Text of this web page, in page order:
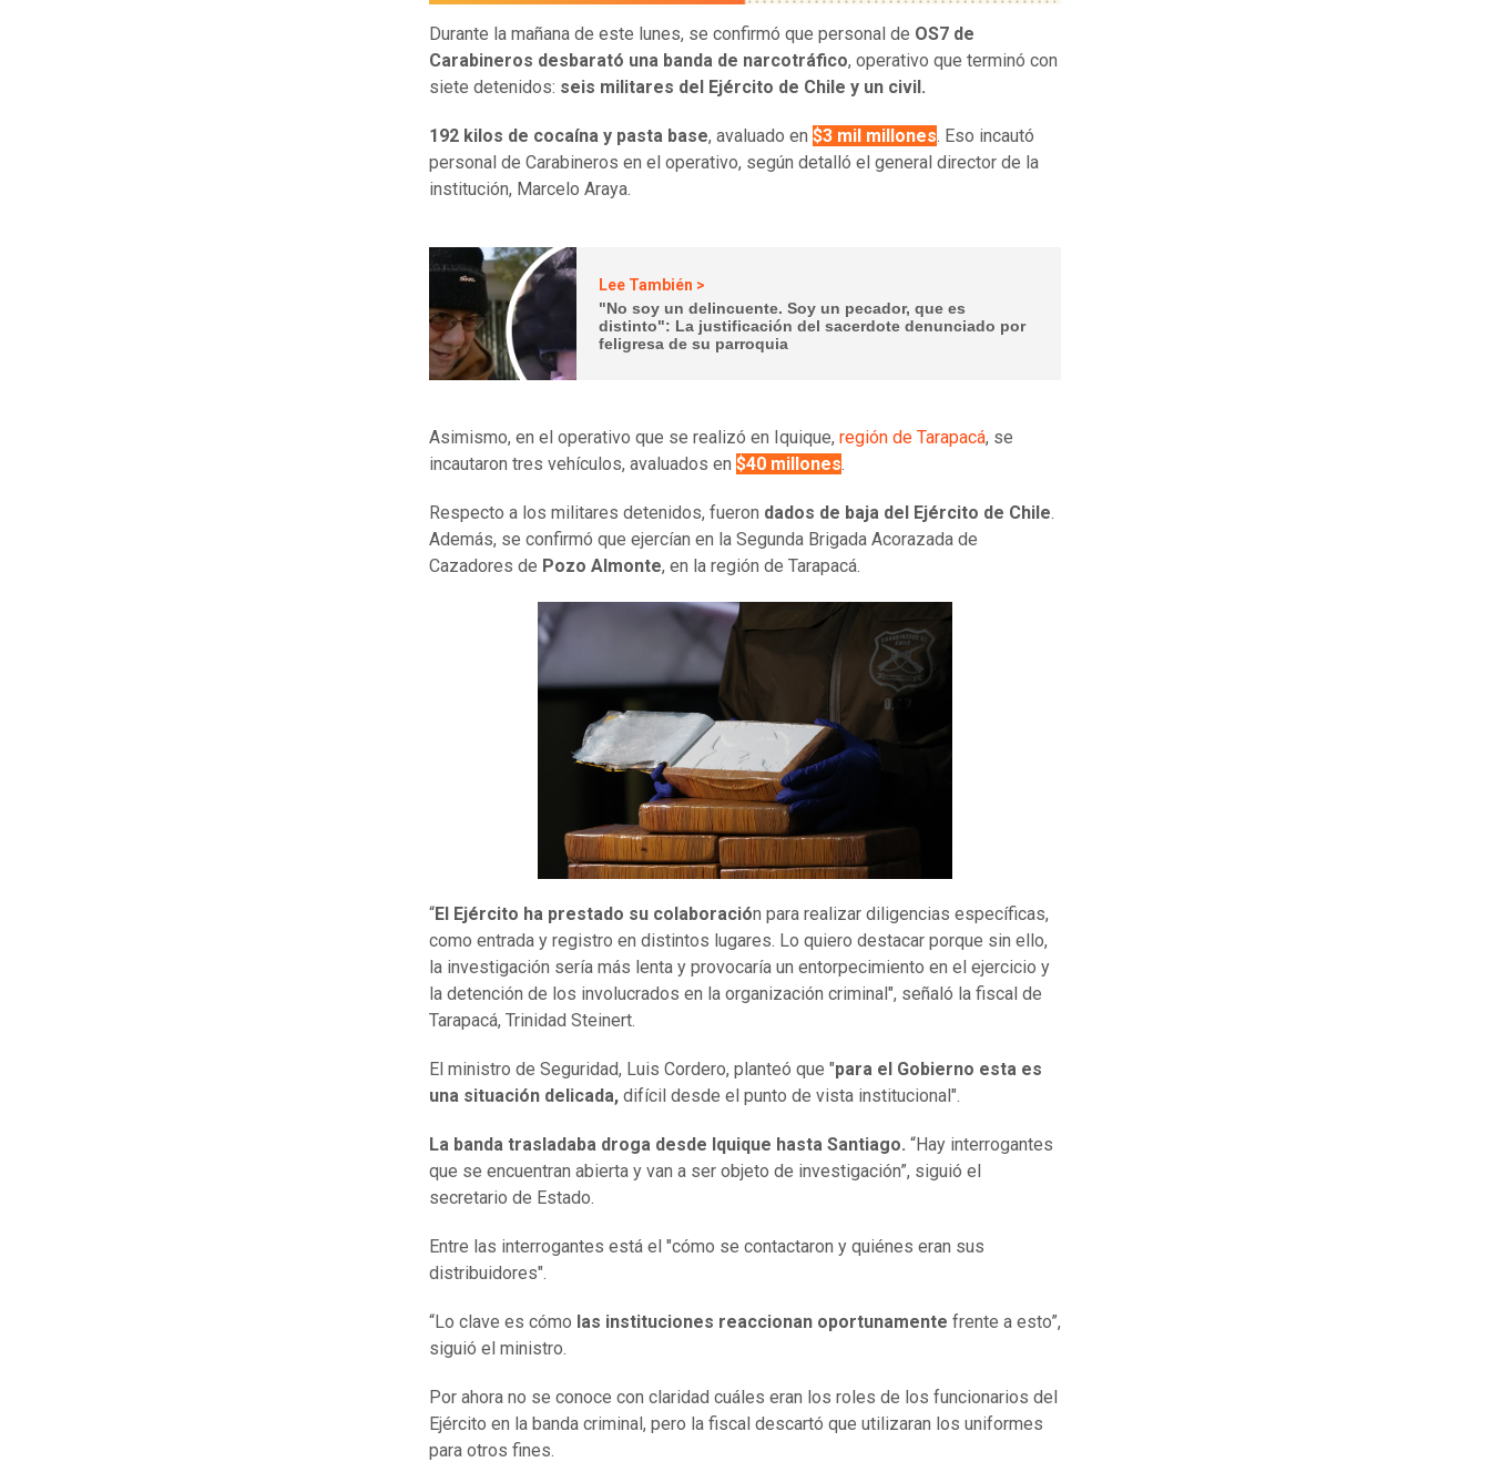
Durante la mañana de este lunes, se confirmó que personal de OS7 de
Carabineros desbarató una banda de narcotráfico, operativo que terminó con
siete detenidos: seis militares del Ejército de Chile y un civil.
192 kilos de cocaína y pasta base, avaluado en $3 mil millones. Eso incautó
personal de Carabineros en el operativo, según detalló el general director de la
institución, Marcelo Araya.
Lee También >
"No soy un delincuente. Soy un pecador, que es
distinto": La justificación del sacerdote denunciado por
feligresa de su parroquia
Asimismo, en el operativo que se realizó en Iquique, región de Tarapacá, se
incautaron tres vehículos, avaluados en $40 millones.
Respecto a los militares detenidos, fueron dados de baja del Ejército de Chile.
Además, se confirmó que ejercían en la Segunda Brigada Acorazada de
Cazadores de Pozo Almonte, en la región de Tarapacá.
“El Ejército ha prestado su colaboración para realizar diligencias específicas,
como entrada y registro en distintos lugares. Lo quiero destacar porque sin ello,
la investigación sería más lenta y provocaría un entorpecimiento en el ejercicio y
la detención de los involucrados en la organización criminal", señaló la fiscal de
Tarapacá, Trinidad Steinert.
El ministro de Seguridad, Luis Cordero, planteó que "para el Gobierno esta es
una situación delicada, difícil desde el punto de vista institucional".
La banda trasladaba droga desde Iquique hasta Santiago. “Hay interrogantes
que se encuentran abierta y van a ser objeto de investigación”, siguió el
secretario de Estado.
Entre las interrogantes está el "cómo se contactaron y quiénes eran sus
distribuidores".
“Lo clave es cómo las instituciones reaccionan oportunamente frente a esto”,
siguió el ministro.
Por ahora no se conoce con claridad cuáles eran los roles de los funcionarios del
Ejército en la banda criminal, pero la fiscal descartó que utilizaran los uniformes
para otros fines.